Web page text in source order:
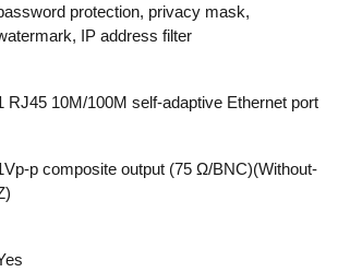
protection, privacy mask,
IP address filter
RJ45 10M/100M self-adaptive Ethernet port
p composite output (75 Ω/BNC)(Without-